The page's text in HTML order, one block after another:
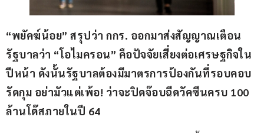
“พยัคฆ์น้อย” สรุปว่า กกร. ออกมาส่งสัญญาณเตือน
รัฐบาลว่า “โอไมครอน” คือปัจจัยเสี่ยงต่อเศรษฐกิจใน
ปีหน้า ดังนั้นรัฐบาลต้องมีมาตรการป้องกันที่รอบคอบ
รัดกุม อย่ามัวแต่เพ้อ! ว่าจะปิดจ๊อบฉีดวัคซีนครบ 100
ล้านโด๊สภายในปี 64